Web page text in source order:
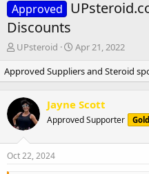
Approved
Discounts
T
r
e
a
s
t
a
r
UPsteroid
S
a
r
d
a
e
Apr 21, 2022
Approved Suppliers and Steroid
Jayne Scott
Approved Supporter Gold
Oct 22, 2024